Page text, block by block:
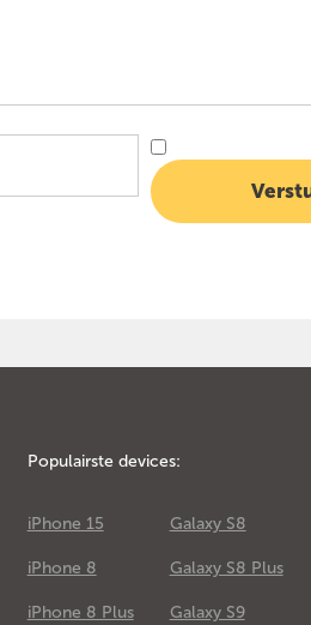
Populairste devices:
iPhone 15
iPhone 8
iPhone 8 Plus
Galaxy S8
Galaxy S8 Plus
Galaxy S9